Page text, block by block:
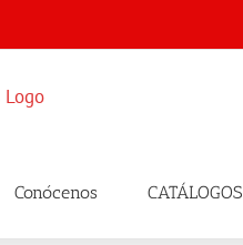
Conócenos CATÁLOGOS